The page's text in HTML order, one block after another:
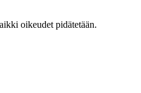
oikeudet pidätetään.